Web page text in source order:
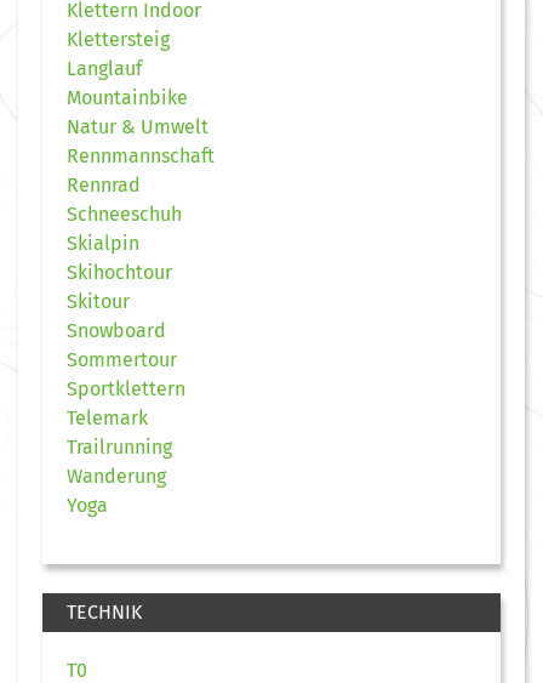
Klettern Indoor
Klettersteig
Langlauf
Mountainbike
Natur & Umwelt
Rennmannschaft
Rennrad
Schneeschuh
Skialpin
Skihochtour
Skitour
Snowboard
Sommertour
Sportklettern
Telemark
Trailrunning
Wanderung
Yoga
TECHNIK
T0